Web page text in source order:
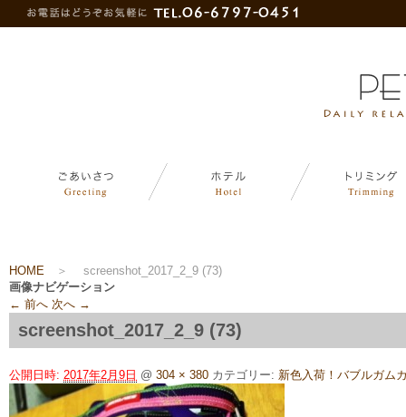
HOME ＞
screenshot_2017_2_9 (73)
画像ナビゲーション
← 前へ 次へ →
screenshot_2017_2_9 (73)
公開日時: 2017年2月9日 @ 304 × 380 カテゴリー: 新色入荷！バブルガム